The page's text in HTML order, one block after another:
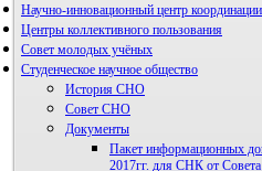
Научно-инновационный центр
НИИ микрохирургии и
Центры коллективного пользования
Совет молодых учёных
Студенческое научное общество
История СНО
Совет СНО
Документы
Пакет информационных
2017гг. для СНК от